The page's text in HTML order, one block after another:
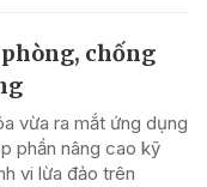
chống
vừa ra mắt ứng dụng
phần nâng cao kỹ
vi lừa đảo trên